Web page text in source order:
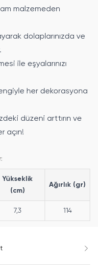
malzemeden
dolaplarınızda ve
ile eşyalarınızı
her dekorasyona
düzeni arttırın ve
açın!
Yükseklik
(cm)
Ağırlık (gr)
7,3 114